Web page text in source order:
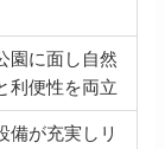
園に面し自然
利便性を両立
備が充実しリ